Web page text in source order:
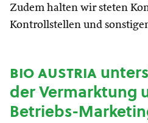
Zudem halten wir steten
Kontrollstellen und
bio austria
der Vermarktung
Betriebs-